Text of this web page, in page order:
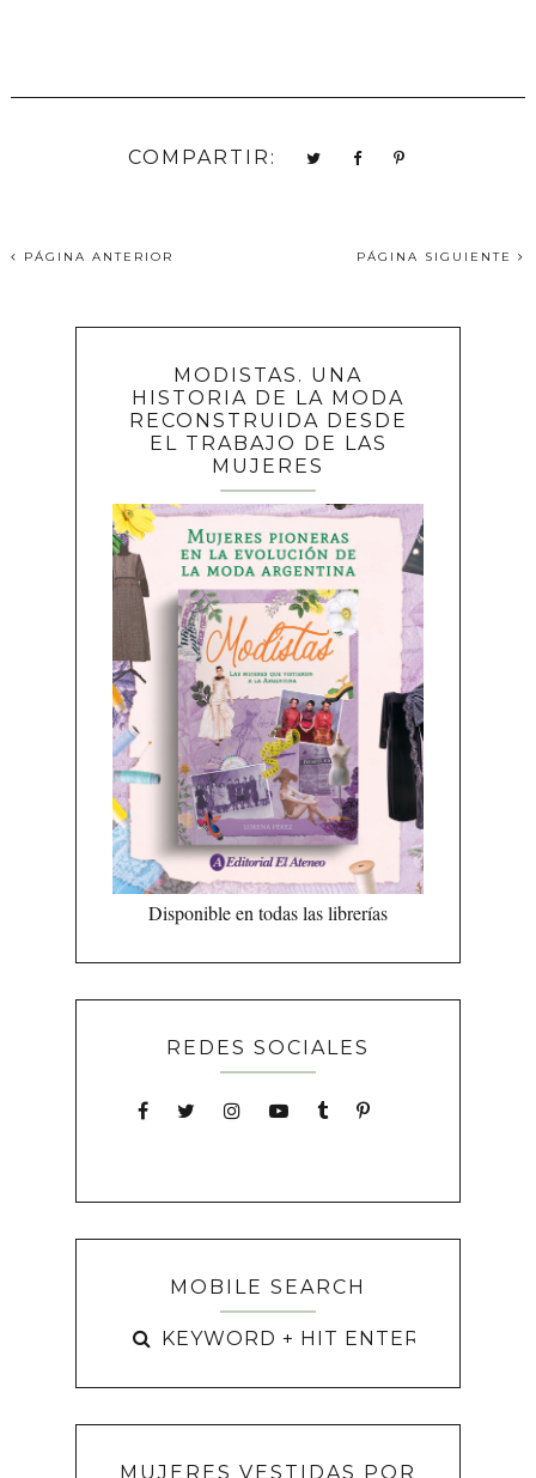
COMPARTIR:
PÁGINA ANTERIOR PÁGINA SIGUIENTE
MODISTAS. UNA
HISTORIA DE LA MODA
RECONSTRUIDA DESDE
EL TRABAJO DE LAS
MUJERES
Disponible en todas las librerías
REDES SOCIALES
MOBILE SEARCH
MUJERES VESTIDAS POR